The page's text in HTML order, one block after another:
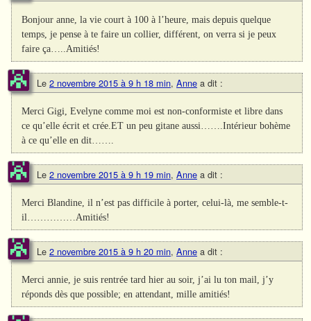
Bonjour anne, la vie court à 100 à l’heure, mais depuis quelque
temps, je pense à te faire un collier, différent, on verra si je peux
faire ça…..Amitiés!
Le 2 novembre 2015 à 9 h 18 min, Anne a dit :
Merci Gigi, Evelyne comme moi est non-conformiste et libre dans
ce qu’elle écrit et crée.ET un peu gitane aussi…….Intérieur bohème
à ce qu’elle en dit…….
Le 2 novembre 2015 à 9 h 19 min, Anne a dit :
Merci Blandine, il n’est pas difficile à porter, celui-là, me semble-t-
il……………Amitiés!
Le 2 novembre 2015 à 9 h 20 min, Anne a dit :
Merci annie, je suis rentrée tard hier au soir, j’ai lu ton mail, j’y
réponds dès que possible; en attendant, mille amitiés!